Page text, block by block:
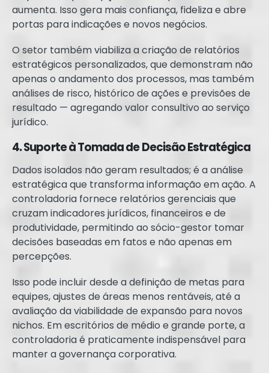
aumenta. Isso gera mais confiança, fideliza e abre
portas para indicações e novos negócios.
O setor também viabiliza a criação de relatórios
estratégicos personalizados, que demonstram não
apenas o andamento dos processos, mas também
análises de risco, histórico de ações e previsões de
resultado — agregando valor consultivo ao serviço
jurídico.
4. Suporte à Tomada de Decisão Estratégica
Dados isolados não geram resultados; é a análise
estratégica que transforma informação em ação. A
controladoria fornece relatórios gerenciais que
cruzam indicadores jurídicos, financeiros e de
produtividade, permitindo ao sócio-gestor tomar
decisões baseadas em fatos e não apenas em
percepções.
Isso pode incluir desde a definição de metas para
equipes, ajustes de áreas menos rentáveis, até a
avaliação da viabilidade de expansão para novos
nichos. Em escritórios de médio e grande porte, a
controladoria é praticamente indispensável para
manter a governança corporativa.